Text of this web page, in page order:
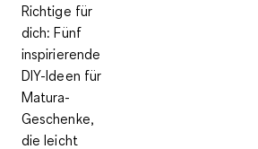
Richtige für
dich: Fünf
inspirierende
DIY-Ideen für
Matura-
Geschenke,
die leicht